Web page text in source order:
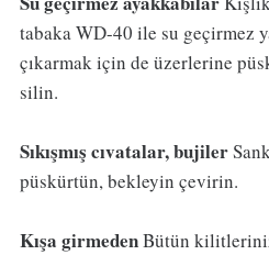
tabaka WD-40 ile su geçirmez
çıkarmak için de üzerlerine
silin.
Sıkışmış cıvatalar, bujiler
püskürtün, bekleyin çevirin.
Kışa girmedenBütün